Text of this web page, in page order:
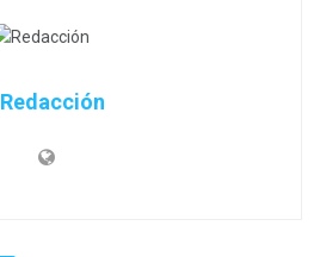
Redacción